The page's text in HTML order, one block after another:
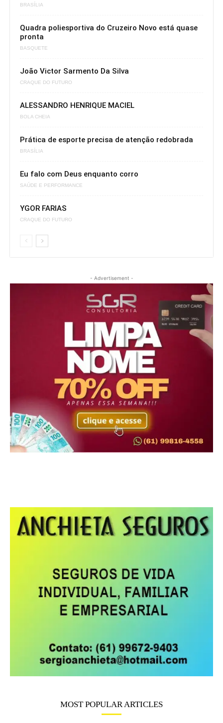
BRASÍLIA
Quadra poliesportiva do Cruzeiro Novo está quase
pronta
BASQUETE
João Victor Sarmento Da Silva
CRAQUE DO FUTURO
ALESSANDRO HENRIQUE MACIEL
BOLA CHEIA
Prática de esporte precisa de atenção redobrada
BRASÍLIA
Eu falo com Deus enquanto corro
SAÚDE E PERFORMANCE
YGOR FARIAS
CRAQUE DO FUTURO
- Advertisement -
MOST POPULAR ARTICLES